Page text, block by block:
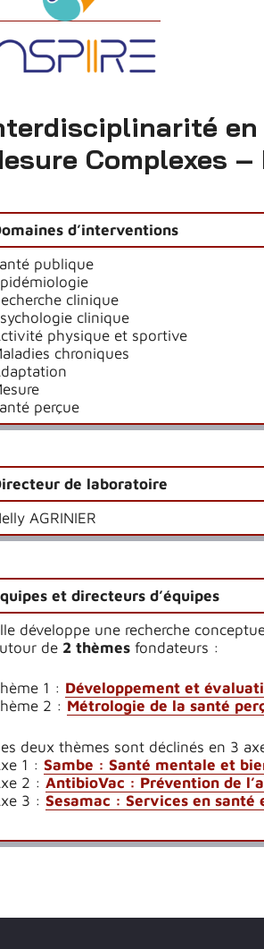
Complexes –
d’interventions
publique
clinique
clinique
physique et sportive
chroniques
perçue
de laboratoire
AGRINIER
quipes et directeurs d’équipes
développe une recherche
de 2 thèmesfondateurs :
1 : Développement et
2 : Métrologie de la santé
deux thèmes sont déclinés en 3
1 :Sambe : Santé mentale et
2 :AntibioVac : Prévention de
3 :Sesamac : Services en santé